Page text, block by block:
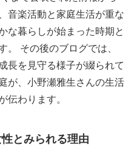
音楽活動と家庭生活が重な
な暮らしが始まった時期と
。 その後のブログでは、
長を見守る様子が綴られて
が、小野瀬雅生さんの生活
伝わります。
とみられる理由